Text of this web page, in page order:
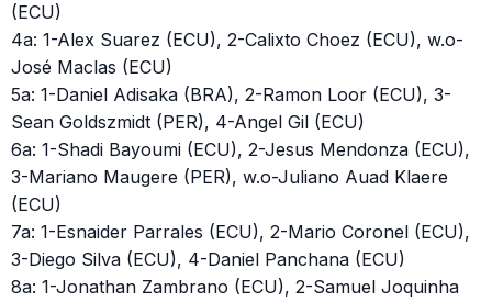
(ECU)
4a: 1-Alex Suarez (ECU), 2-Calixto Choez (ECU), w.o-
José Maclas (ECU)
5a: 1-Daniel Adisaka (BRA), 2-Ramon Loor (ECU), 3-
Sean Goldszmidt (PER), 4-Angel Gil (ECU)
6a: 1-Shadi Bayoumi (ECU), 2-Jesus Mendonza (ECU),
3-Mariano Maugere (PER), w.o-Juliano Auad Klaere
(ECU)
7a: 1-Esnaider Parrales (ECU), 2-Mario Coronel (ECU),
3-Diego Silva (ECU), 4-Daniel Panchana (ECU)
8a: 1-Jonathan Zambrano (ECU), 2-Samuel Joquinha